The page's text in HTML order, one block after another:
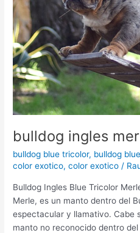
bulldog ingles
bulldog blue tricolor, bulldog
color exotico,color exotico /
Bulldog Ingles Blue Tricolor
Merle, es un manto dentro del
espectacular y llamativo. Cabe
manto no reconocido dentro